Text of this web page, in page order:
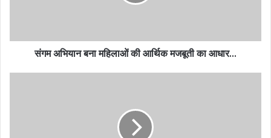
संगम अभियान बना महिलाओं की आर्थिक मजबूती का आधार…